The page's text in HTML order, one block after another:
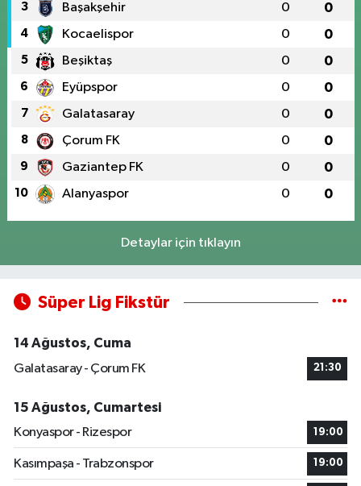
3 Başakşehir 0 0
4 Kocaelispor 0 0
5 Beşiktaş 0 0
6 Eyüpspor 0 0
7 Galatasaray 0 0
8 Çorum FK 0 0
9 Gaziantep FK 0 0
10 Alanyaspor 0 0
Detaylar için tıklayın
Süper Lig Fikstür
14 Ağustos, Cuma
Galatasaray - Çorum FK
21:30
15 Ağustos, Cumartesi
Konyaspor - Rizespor
19:00
Kasımpaşa - Trabzonspor 19:00